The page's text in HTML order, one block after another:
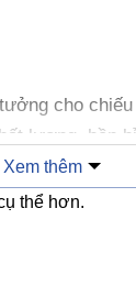
cho chiếu
lượng, bền
hệ thống
Xem thêm
thể hơn.